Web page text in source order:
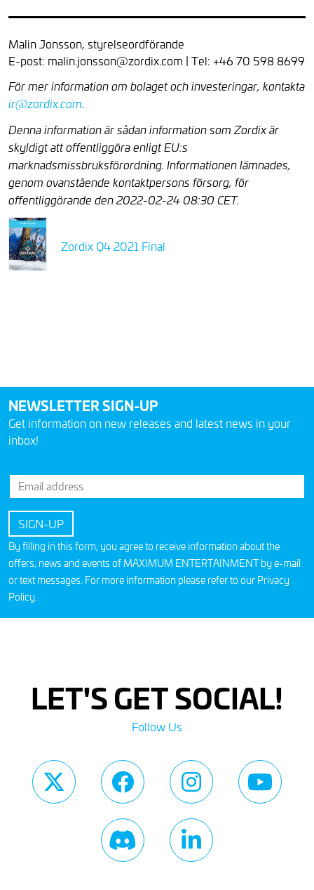
Malin Jonsson, styrelseordförande
E-post: malin.jonsson@zordix.com | Tel: +46 70 598 8699
För mer information om bolaget och investeringar, kontakta
ir@zordix.com.
Denna information är sådan information som Zordix är
skyldigt att offentliggöra enligt EU:s
marknadsmissbruksförordning. Informationen lämnades,
genom ovanstående kontaktpersons försorg, för
offentliggörande den 2022-02-24 08:30 CET.
Zordix Q4 2021 Final
NEWSLETTER SIGN-UP
Get information on new releases and latest news in your
inbox!
By filling in this form, you agree to receive information about the
offers, news and events of MAXIMUM ENTERTAINMENT by e-mail
or text messages. For more information please refer to our Privacy
Policy.
LET'S GET SOCIAL!
Follow Us